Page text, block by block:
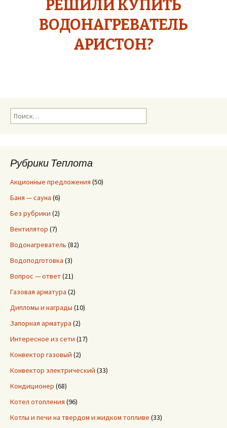
РЕШИЛИ КУПИТЬ
ВОДОНАГРЕВАТЕЛЬ
АРИСТОН?
Н
а
:Рубрики Теплота
Акционные предложения (50)
Баня — сауна (6)
Без рубрики (2)
Вентилятор (7)
Водонагреватель (82)
Водоподготовка (3)
Вопрос — ответ(21)
Газовая арматура (2)
Дипломы и награды (10)
Запорная арматура (2)
Интересное из сети (17)
Конвектор газовый (2)
Конвектор электрический (33)
Кондиционер (68)
Котел отопления (96)
Котлы и печи на твердом и жидком топливе (33)